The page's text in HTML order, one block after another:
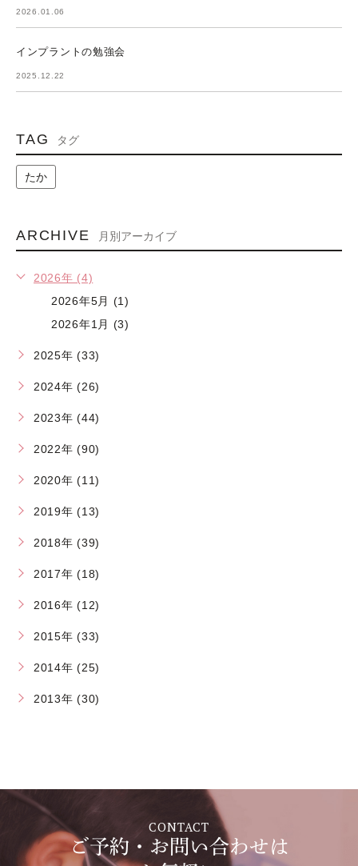
2026.01.06
インプラントの勉強会
2025.12.22
TAG タグ
たか
ARCHIVE 月別アーカイブ
2026年 (4)
2026年5月 (1)
2026年1月 (3)
2025年 (33)
2024年 (26)
2023年 (44)
2022年 (90)
2020年 (11)
2019年 (13)
2018年 (39)
2017年 (18)
2016年 (12)
2015年 (33)
2014年 (25)
2013年 (30)
CONTACT
ご予約・お問い合わせは